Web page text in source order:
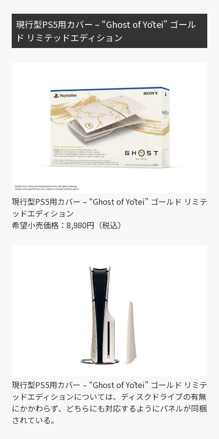
現行型PS5用カバー – “Ghost of Yōtei” ゴール
ド リミテッドエディション
現行型PS5用カバー – “Ghost of Yōtei” ゴールド リミテ
ッドエディション
希望小売価格：8,980円（税込）
現行型PS5用カバー – “Ghost of Yōtei” ゴールド リミテ
ッドエディションについては、ディスクドライブの有無
にかかわらず、どちらにも対応するようにパネルが同梱
されている。